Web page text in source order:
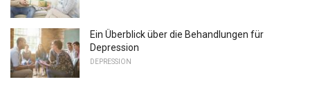
Ein Überblick über die Behandlungen für
Depression
DEPRESSION